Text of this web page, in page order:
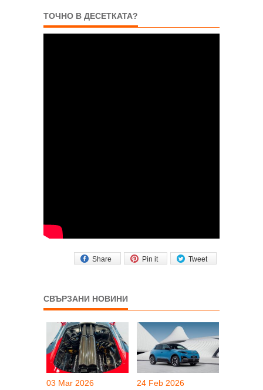
ТОЧНО В ДЕСЕТКАТА?
Tweet
Pin it
Share
СВЪРЗАНИ НОВИНИ
03 Mar 2026
24 Feb 2026